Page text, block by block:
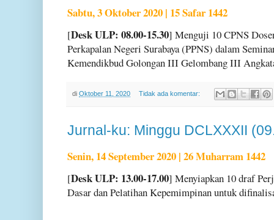
Sabtu, 3 Oktober 2020 | 15 Safar 1442
[Desk ULP: 08.00-15.30] Menguji 10 CPNS
Perkapalan Negeri Surabaya (PPNS) dalam
Kemendikbud Golongan III Gelombang III
di Oktober 11, 2020 Tidak ada komentar:
Jurnal-ku: Minggu DCLXXXII
Senin, 14 September 2020 | 26 Muharram 1442
[Desk ULP: 13.00-17.00] Menyiapkan 10 draf
Dasar dan Pelatihan Kepemimpinan untuk